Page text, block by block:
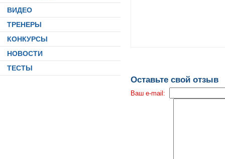
ВИДЕО
ТРЕНЕРЫ
КОНКУРСЫ
НОВОСТИ
ТЕСТЫ
Оставьте свой отзыв
Ваш e-mail: